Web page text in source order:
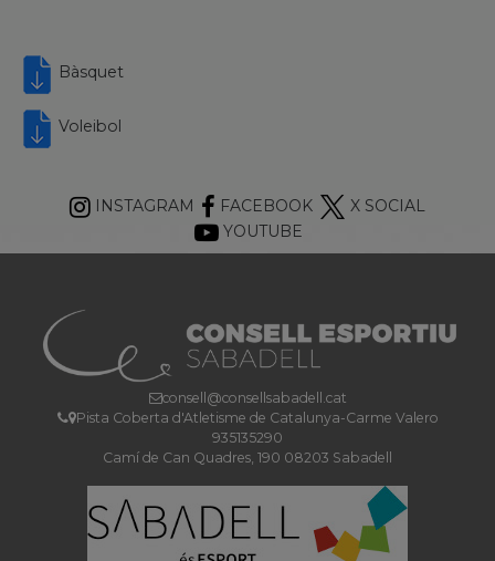
Bàsquet
Voleibol
INSTAGRAM FACEBOOK
X SOCIAL
YOUTUBE
consell@consellsabadell.cat
Pista Coberta d'Atletisme de Catalunya-Carme Valero
935135290
Camí de Can Quadres, 190 08203 Sabadell